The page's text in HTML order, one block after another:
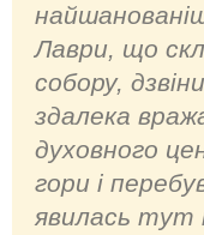
Лаври, що
собору,
здалека
духовного
гори і
явилась тут